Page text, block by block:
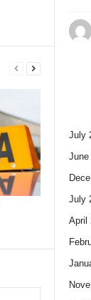
July
June
July
April